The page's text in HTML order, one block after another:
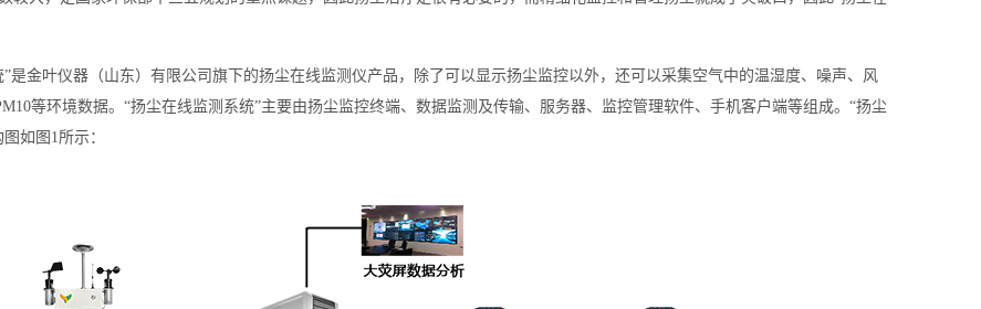
”是金叶仪器（山东）有限公司旗下的扬尘在线监测仪产品，除了可以显示扬尘监控以外，还可以采集空气中的温湿度、噪声、风
等环境数据。“扬尘在线监测系统”主要由扬尘监控终端、数据监测及传输、服务器、监控管理软件、手机客户端等组成。“扬尘
如图1所示：